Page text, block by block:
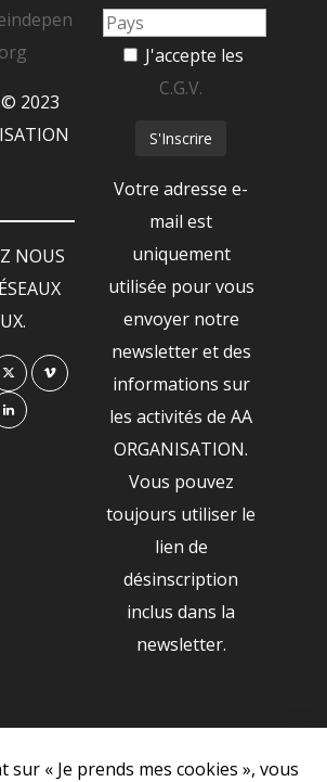
sur « Je prends mes cookies », vous
2023
NOUS
J'accepte les
C.G.V.
Votre adresse e-
mail est
uniquement
utilisée pour vous
envoyer notre
newsletter et des
informations sur
les activités de AA
ORGANISATION.
Vous pouvez
toujours utiliser le
lien de
désinscription
inclus dans la
newsletter.
NOS PARTENAIRES